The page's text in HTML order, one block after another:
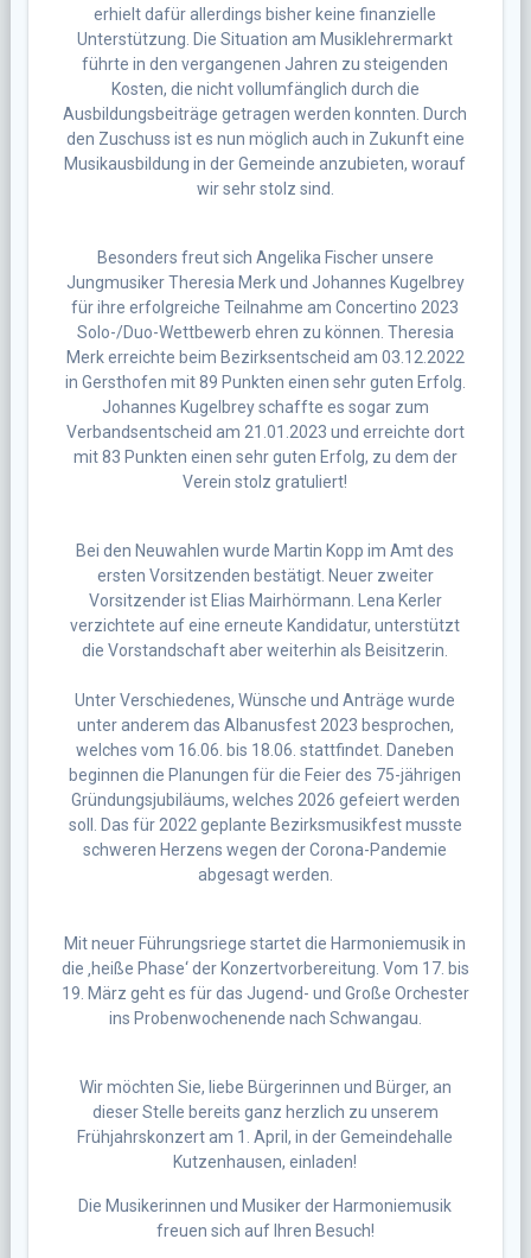
erhielt dafür allerdings bisher keine finanzielle
Unterstützung. Die Situation am Musiklehrermarkt
führte in den vergangenen Jahren zu steigenden
Kosten, die nicht vollumfänglich durch die
Ausbildungsbeiträge getragen werden konnten. Durch
den Zuschuss ist es nun möglich auch in Zukunft eine
Musikausbildung in der Gemeinde anzubieten, worauf
wir sehr stolz sind.
Besonders freut sich Angelika Fischer unsere
Jungmusiker Theresia Merk und Johannes Kugelbrey
für ihre erfolgreiche Teilnahme am Concertino 2023
Solo-/Duo-Wettbewerb ehren zu können. Theresia
Merk erreichte beim Bezirksentscheid am 03.12.2022
in Gersthofen mit 89 Punkten einen sehr guten Erfolg.
Johannes Kugelbrey schaffte es sogar zum
Verbandsentscheid am 21.01.2023 und erreichte dort
mit 83 Punkten einen sehr guten Erfolg, zu dem der
Verein stolz gratuliert!
Bei den Neuwahlen wurde Martin Kopp im Amt des
ersten Vorsitzenden bestätigt. Neuer zweiter
Vorsitzender ist Elias Mairhörmann. Lena Kerler
verzichtete auf eine erneute Kandidatur, unterstützt
die Vorstandschaft aber weiterhin als Beisitzerin.
Unter Verschiedenes, Wünsche und Anträge wurde
unter anderem das Albanusfest 2023 besprochen,
welches vom 16.06. bis 18.06. stattfindet. Daneben
beginnen die Planungen für die Feier des 75-jährigen
Gründungsjubiläums, welches 2026 gefeiert werden
soll. Das für 2022 geplante Bezirksmusikfest musste
schweren Herzens wegen der Corona-Pandemie
abgesagt werden.
Mit neuer Führungsriege startet die Harmoniemusik in
die ‚heiße Phase‘ der Konzertvorbereitung. Vom 17. bis
19. März geht es für das Jugend- und Große Orchester
ins Probenwochenende nach Schwangau.
Wir möchten Sie, liebe Bürgerinnen und Bürger, an
dieser Stelle bereits ganz herzlich zu unserem
Frühjahrskonzert am 1. April, in der Gemeindehalle
Kutzenhausen, einladen!
Die Musikerinnen und Musiker der Harmoniemusik
freuen sich auf Ihren Besuch!